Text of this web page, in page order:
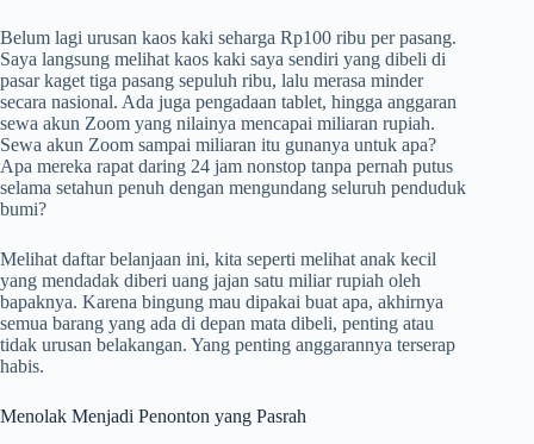
Belum lagi urusan kaos kaki seharga Rp100 ribu per pasang.
Saya langsung melihat kaos kaki saya sendiri yang dibeli di
pasar kaget tiga pasang sepuluh ribu, lalu merasa minder
secara nasional. Ada juga pengadaan tablet, hingga anggaran
sewa akun Zoom yang nilainya mencapai miliaran rupiah.
Sewa akun Zoom sampai miliaran itu gunanya untuk apa?
Apa mereka rapat daring 24 jam nonstop tanpa pernah putus
selama setahun penuh dengan mengundang seluruh penduduk
bumi?
Melihat daftar belanjaan ini, kita seperti melihat anak kecil
yang mendadak diberi uang jajan satu miliar rupiah oleh
bapaknya. Karena bingung mau dipakai buat apa, akhirnya
semua barang yang ada di depan mata dibeli, penting atau
tidak urusan belakangan. Yang penting anggarannya terserap
habis.
Menolak Menjadi Penonton yang Pasrah